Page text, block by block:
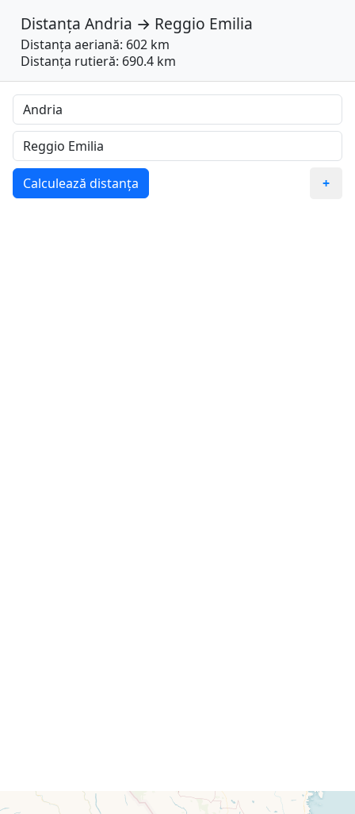
Distanța Andria → Reggio Emilia
Distanța aeriană: 602 km
Distanța rutieră: 690.4 km
Calculează distanța +